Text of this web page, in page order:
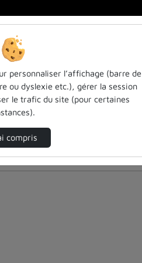
ajuster les résultats.
personnaliser l’affichage (barre de
ou dyslexie etc.), gérer la session
le trafic du site (pour certaines
compris